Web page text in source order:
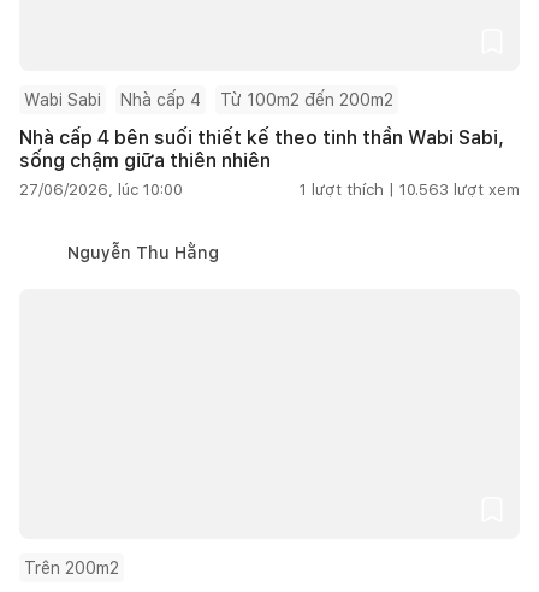
Wabi Sabi Nhà cấp 4 Từ 100m2 đến 200m2
Nhà cấp 4 bên suối thiết kế theo tinh thần Wabi Sabi,
sống chậm giữa thiên nhiên
27/06/2026, lúc 10:00 1 lượt thích | 10.563 lượt xem
Nguyễn Thu Hằng
Trên 200m2